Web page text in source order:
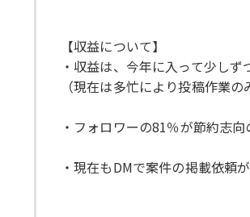
【収益について】
・収益は、今年に入って少し
（現在は多忙により投稿作業の
・フォロワーの81％が節約志
・現在もDMで案件の掲載依頼